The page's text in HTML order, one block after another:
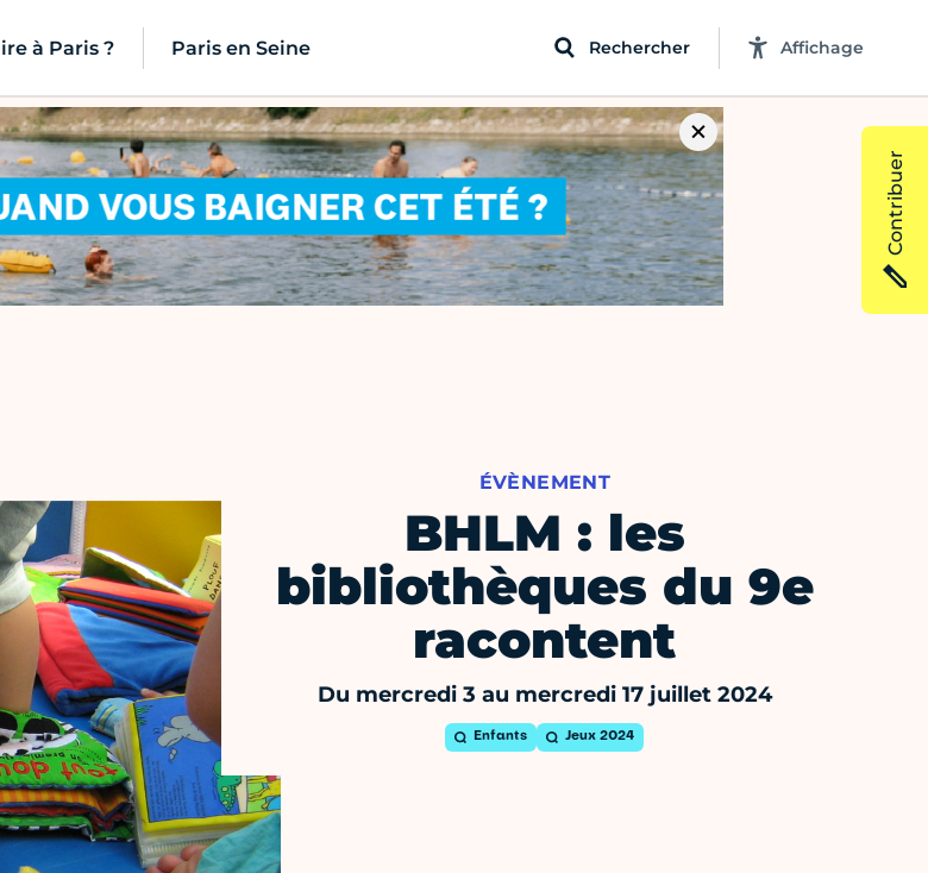
à Paris ? Paris en Seine Rechercher Affichage
ÉVÈNEMENT
BHLM : les
bibliothèques du 9e
racontent
Du mercredi 3 au mercredi 17 juillet 2024
Enfants Jeux 2024
Contribuer